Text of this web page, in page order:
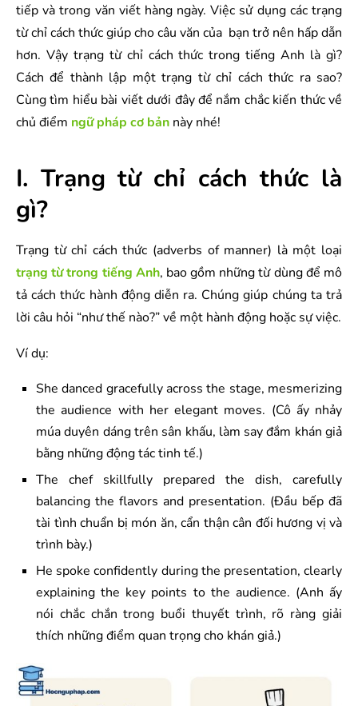
tiếp và trong văn viết hàng ngày. Việc sử dụng các trạng
từ chỉ cách thức giúp cho câu văn của bạn trở nên hấp dẫn
hơn. Vậy trạng từ chỉ cách thức trong tiếng Anh là gì?
Cách để thành lập một trạng từ chỉ cách thức ra sao?
Cùng tìm hiểu bài viết dưới đây để nắm chắc kiến thức về
chủ điểm ngữ pháp cơ bản này nhé!
I. Trạng từ chỉ cách thức là
gì?
Trạng từ chỉ cách thức (adverbs of manner) là một loại
trạng từ trong tiếng Anh, bao gồm những từ dùng để mô
tả cách thức hành động diễn ra. Chúng giúp chúng ta trả
lời câu hỏi “như thế nào?” về một hành động hoặc sự việc.
Ví dụ:
She danced gracefully across the stage, mesmerizing
the audience with her elegant moves. (Cô ấy nhảy
múa duyên dáng trên sân khấu, làm say đắm khán giả
bằng những động tác tinh tế.)
The chef skillfully prepared the dish, carefully
balancing the flavors and presentation. (Đầu bếp đã
tài tình chuẩn bị món ăn, cẩn thận cân đối hương vị và
trình bày.)
He spoke confidently during the presentation, clearly
explaining the key points to the audience. (Anh ấy
nói chắc chắn trong buổi thuyết trình, rõ ràng giải
thích những điểm quan trọng cho khán giả.)